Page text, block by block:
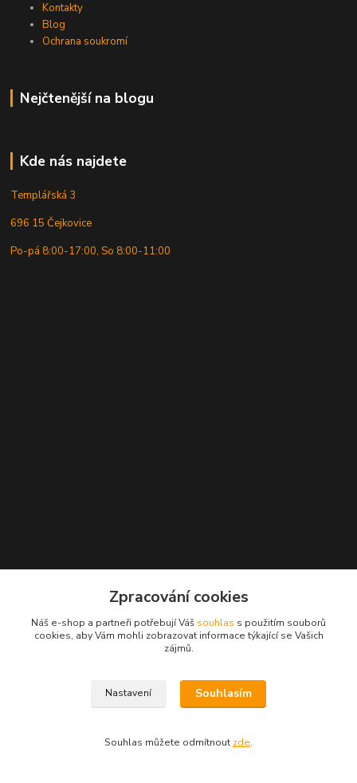
Kontakty
Blog
Ochrana soukromí
Nejčtenější na blogu
Kde nás najdete
Templářská 3
696 15 Čejkovice
Po-pá 8:00-17:00, So 8:00-11:00
Po-Pá 8:00-17:00 hod., So 8:00-11:00 hod.
Zpracování cookies
Náš e-shop a partneři potřebují Váš souhlas s použitím souborů
cookies, aby Vám mohli zobrazovat informace týkající se Vašich
zájmů.
Nastavení Souhlasím
Souhlas můžete odmítnout zde.